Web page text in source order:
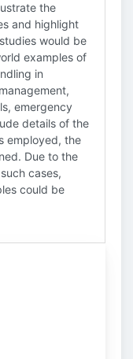
the
and highlight
would be
examples of
in
emergency
details of the
employed, the
Due to the
cases,
could be